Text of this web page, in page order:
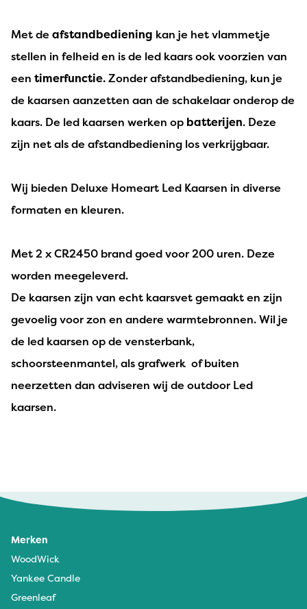
Met de afstandbediening kan je het vlammetje
stellen in felheid en is de led kaars ook voorzien van
een timerfunctie.Zonder afstandbediening, kun je
de kaarsen aanzetten aan de schakelaar onderop de
kaars. De led kaarsen werken op batterijen. Deze
zijn net als de afstandbediening los verkrijgbaar.
Wij bieden Deluxe Homeart Led Kaarsen in diverse
formaten en kleuren.
Met 2 x CR2450 brand goed voor 200 uren. Deze
worden meegeleverd.
De kaarsen zijn van echt kaarsvet gemaakt en zijn
gevoelig voor zon en andere warmtebronnen. Wil je
de led kaarsen op de vensterbank,
schoorsteenmantel, als grafwerk of buiten
neerzetten dan adviseren wij de outdoor Led
kaarsen.
Merken
WoodWick
Yankee Candle
Greenleaf